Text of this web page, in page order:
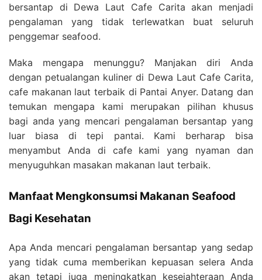
bersantap di Dewa Laut Cafe Carita akan menjadi
pengalaman yang tidak terlewatkan buat seluruh
penggemar seafood.
Maka mengapa menunggu? Manjakan diri Anda
dengan petualangan kuliner di Dewa Laut Cafe Carita,
cafe makanan laut terbaik di Pantai Anyer. Datang dan
temukan mengapa kami merupakan pilihan khusus
bagi anda yang mencari pengalaman bersantap yang
luar biasa di tepi pantai. Kami berharap bisa
menyambut Anda di cafe kami yang nyaman dan
menyuguhkan masakan makanan laut terbaik.
Manfaat Mengkonsumsi Makanan Seafood
Bagi Kesehatan
Apa Anda mencari pengalaman bersantap yang sedap
yang tidak cuma memberikan kepuasan selera Anda
akan tetapi juga meningkatkan kesejahteraan Anda